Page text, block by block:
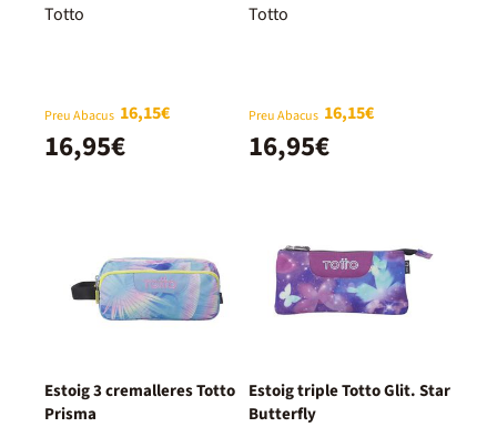
Totto
Preu Abacus 16,15€
16,95€
Totto
Preu Abacus 16,15€
16,95€
Estoig 3 cremalleres Totto
Prisma
Estoig triple Totto Glit. Star
Butterfly